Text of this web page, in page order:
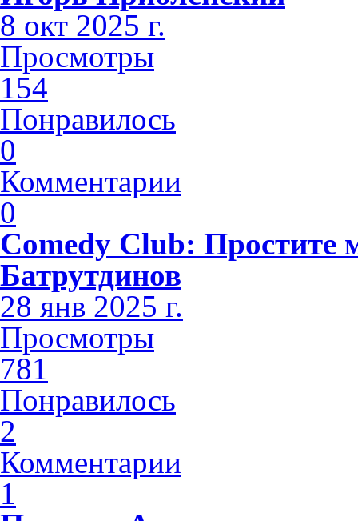
8 окт 2025 г.
Просмотры
154
Понравилось
0
Комментарии
0
Comedy Club:
Батрутдинов
28 янв 2025 г.
Просмотры
781
Понравилось
2
Комментарии
1